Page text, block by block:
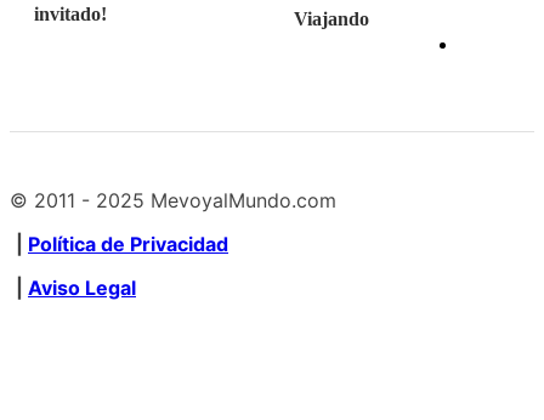
invitado!
Viajando
© 2011 - 2025 MevoyalMundo.com
Política de Privacidad
Aviso Legal